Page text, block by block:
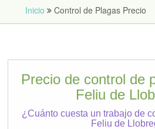
Inicio Control de Plagas Precio
Precio de control de
Feliu de
¿Cuánto cuesta un trabajo de
Feliu de